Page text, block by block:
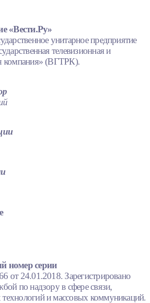
«Вести.Ру»
унитарное предприятие
телевизионная и
компания» (ВГТРК).
номер серии
24.01.2018. Зарегистрировано
по надзору в сфере связи,
и массовых коммуникаций.